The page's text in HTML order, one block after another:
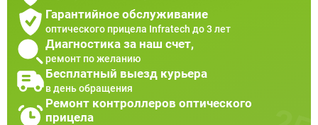
Гарантийное обслуживание
оптического прицела Infratech до 3 лет
Диагностика за наш счет,
ремонт по желанию
Бесплатный выезд курьера
в день обращения
Ремонт контроллеров оптического
прицела